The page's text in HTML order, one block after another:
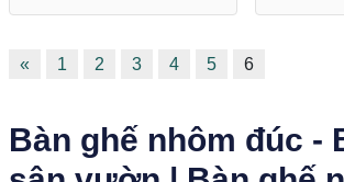
« 1 2 3 4 5 6
Bàn ghế nhôm đúc -